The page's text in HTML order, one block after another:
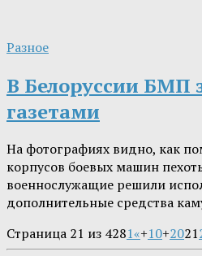
Разное
В Белоруссии БМП
газетами
На фотографиях видно, как
корпусов боевых машин
военнослужащие решили
дополнительные средства
Страница 21 из 4281«+10+2021